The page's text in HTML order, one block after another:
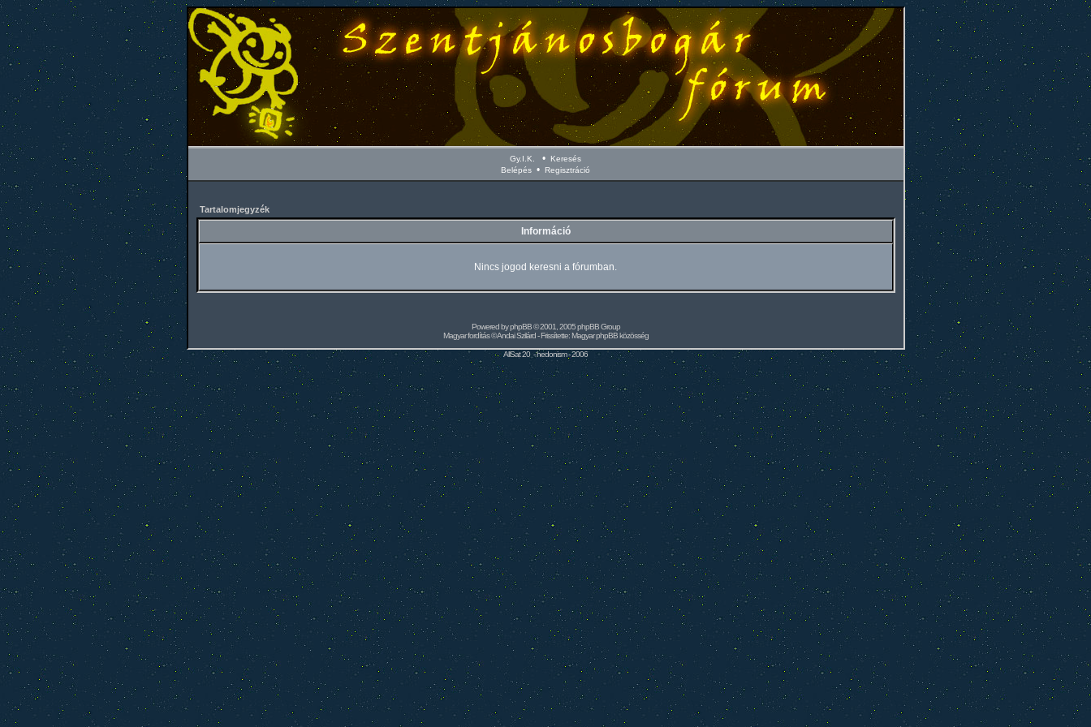
Gy.I.K. •
Keresés
Belépés • Regisztráció
Tartalomjegyzék
Információ
Nincs jogod keresni a fórumban.
Powered byphpBB© 2001, 2005 phpBB Group
Magyar fordítás ©Andai Szilárd- Frissítette:Magyar phpBB közösség
AllSat 20 -hedonism- 2006